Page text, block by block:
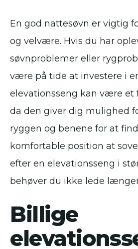
En god nattesøvn er vigtig
og velvære. Hvis du har
søvnproblemer eller
være på tide at investere i
elevationsseng kan være et
da den giver dig mulighed
ryggen og benene for at
komfortable position at
efter en elevationsseng i
behøver du ikke lede
Billige